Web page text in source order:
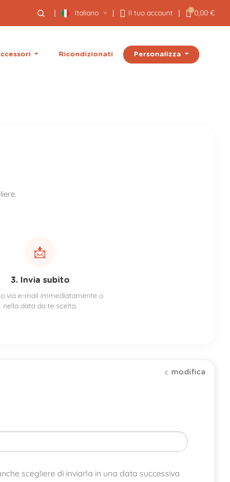
Italiano Il tuo account 0 0,00 €
Ricondizionati Personalizza
📩
3. Invia subito
via e-mail immediatamente o
nella data da te scelta.
modifica
scegliere di inviarla in una data successiva